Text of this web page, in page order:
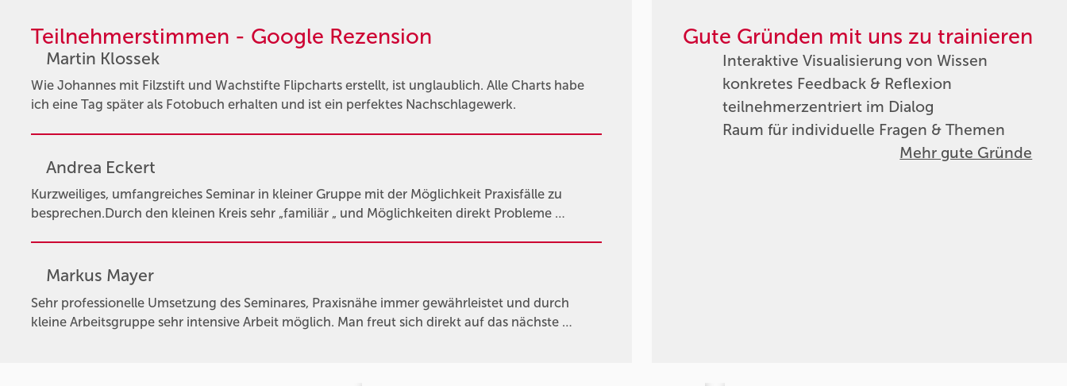
Teilnehmerstimmen - Google Rezension
Martin Klossek
Wie Johannes mit Filzstift und Wachstifte Flipcharts erstellt, ist unglaublich. Alle Charts habe
ich eine Tag später als Fotobuch erhalten und ist ein perfektes Nachschlagewerk.
Andrea Eckert
Kurzweiliges, umfangreiches Seminar in kleiner Gruppe mit der Möglichkeit Praxisfälle zu
besprechen.Durch den kleinen Kreis sehr „familiär „ und Möglichkeiten direkt Probleme …
Markus Mayer
Sehr professionelle Umsetzung des Seminares, Praxisnähe immer gewährleistet und durch
kleine Arbeitsgruppe sehr intensive Arbeit möglich. Man freut sich direkt auf das nächste …
Gute Gründen mit uns zu trainieren
Interaktive Visualisierung von Wissen
konkretes Feedback & Reflexion
teilnehmerzentriert im Dialog
Raum für individuelle Fragen & Themen
Mehr gute Gründe